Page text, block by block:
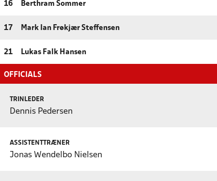
16 Berthram Sommer
17 Mark Ian Frøkjær Steffensen
21 Lukas Falk Hansen
OFFICIALS
TRINLEDER
Dennis Pedersen
ASSISTENTTRÆNER
Jonas Wendelbo Nielsen